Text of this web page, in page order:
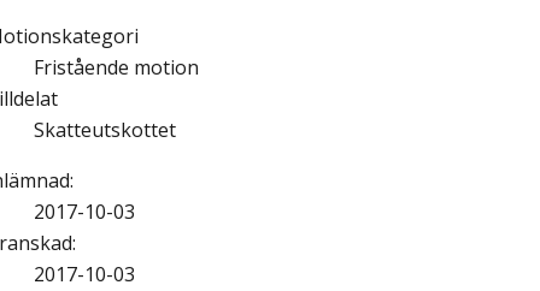
Fristående motion
Skatteutskottet
:
2017-10-03
:
2017-10-03